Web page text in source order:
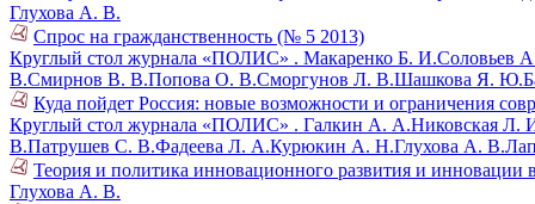
Глухова А. В.
Спрос на гражданственность (№ 5 2013)
Круглый стол журнала «ПОЛИС» . Макаренко Б. И.Соловьев
В.Смирнов В. В.Попова О. В.Сморгунов Л. В.Шашкова Я. Ю.
Куда пойдет Россия: новые возможности и ограничения
Круглый стол журнала «ПОЛИС» . Галкин А. А.Никовская Л.
В.Патрушев С. В.Фадеева Л. А.Курюкин А. Н.Глухова А. В.
Теория и политика инновационного развития и инновации
Глухова А. В.